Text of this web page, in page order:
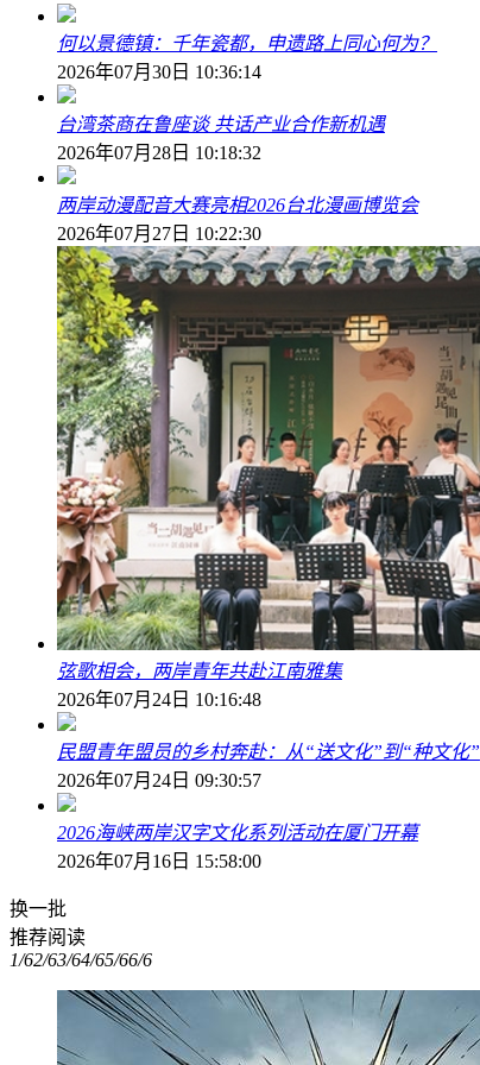
何以景德镇：千年瓷都，申遗路上同心何为？
2026年07月30日 10:36:14
台湾茶商在鲁座谈 共话产业合作新机遇
2026年07月28日 10:18:32
两岸动漫配音大赛亮相2026台北漫画博览会
2026年07月27日 10:22:30
弦歌相会，两岸青年共赴江南雅集
2026年07月24日 10:16:48
民盟青年盟员的乡村奔赴：从“送文化”到“种文化”
2026年07月24日 09:30:57
2026海峡两岸汉字文化系列活动在厦门开幕
2026年07月16日 15:58:00
换一批
推荐阅读
1/62/63/64/65/66/6